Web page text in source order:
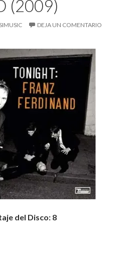
(2009)
DEJA UN COMENTARIO
del Disco: 8